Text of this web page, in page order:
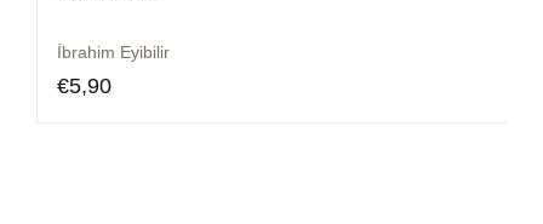
İbrahim Eyibilir
€5,90